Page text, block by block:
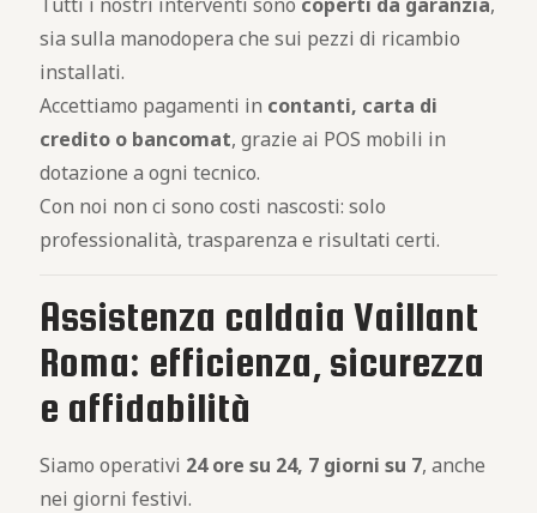
sia sulla manodopera che sui pezzi di ricambio
installati.
Accettiamo pagamenti in contanti, carta di
credito o bancomat, grazie ai POS mobili in
dotazione a ogni tecnico.
Con noi non ci sono costi nascosti: solo
professionalità, trasparenza e risultati certi.
Assistenza caldaia Vaillant
Roma: efficienza, sicurezza
e affidabilità
Siamo operativi 24 ore su 24, 7 giorni su 7, anche
nei giorni festivi.